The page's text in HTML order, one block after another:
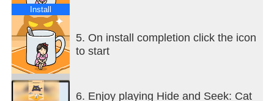
Install
5. On install completion click the icon
to start
6. Enjoy playing Hide and Seek: Cat